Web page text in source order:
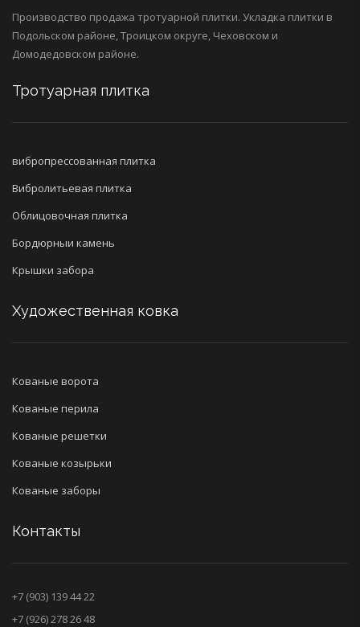
Производство продажа тротуарной плитки. Укладка плитки в
Подольском районе, Троицком округе, Чеховском и
Домодедовском районе.
Тротуарная плитка
вибропрессованная плитка
Вибролитьевая плитка
Облицовочная плитка
Бордюрныи камень
Крышки забора
Художественная ковка
Кованые ворота
Кованые перила
Кованые решетки
Кованые козырьки
Кованые заборы
Контакты
+7 (903) 139 44 22
+7 (926) 278 26 48